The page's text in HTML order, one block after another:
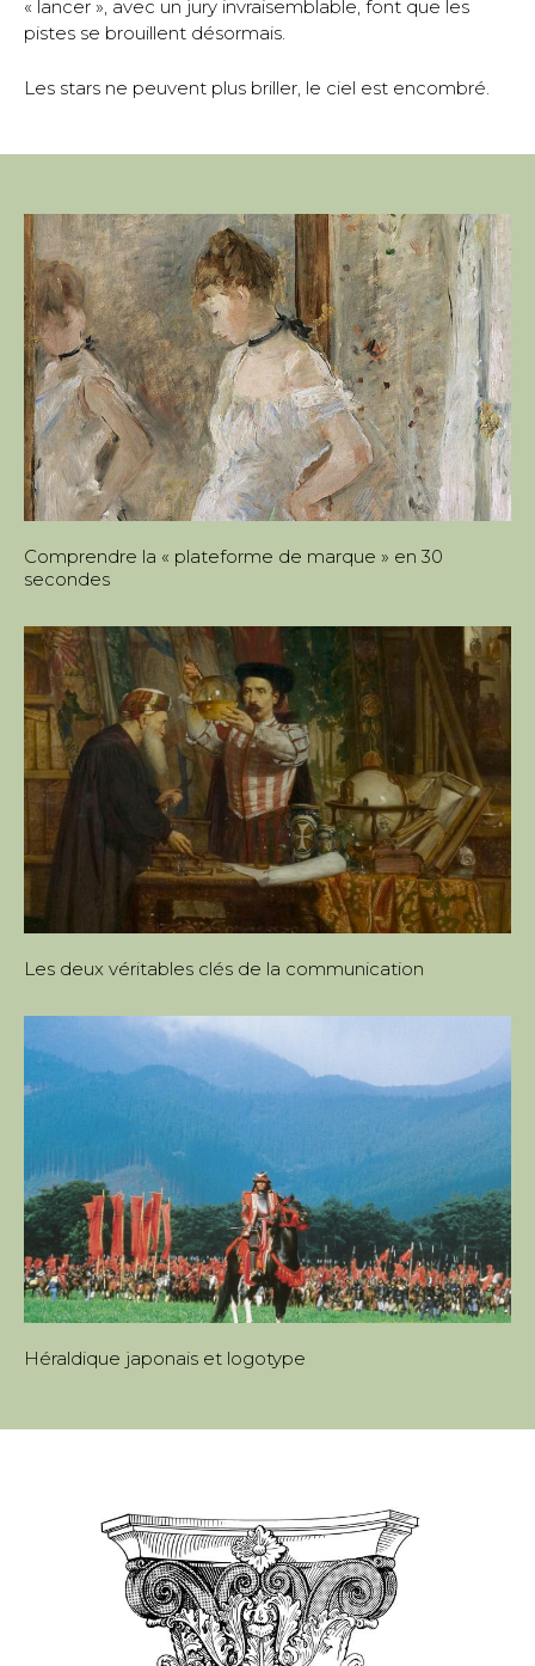
« lancer », avec un jury invraisemblable, font que les
pistes se brouillent désormais.
Les stars ne peuvent plus briller, le ciel est encombré.
Comprendre la « plateforme de marque » en 30
secondes
Les deux véritables clés de la communication
Héraldique japonais et logotype